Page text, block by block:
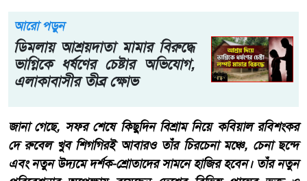
আরো পড়ুন
​ডিমলায় আশ্রয়দাতা মামার বিরুদ্ধে
ভাগ্নিকে ধর্ষণের চেষ্টার অভিযোগ,
এলাকাবাসীর তীব্র ক্ষোভ
জানা গেছে, সফর শেষে কিছুদিন বিশ্রাম নিয়ে কবিয়াল রবিশংকর
দে রুবেল খুব শিগগিরই আবারও তাঁর চিরচেনা মঞ্চে, চেনা ছন্দে
এবং নতুন উদ্যমে দর্শক-শ্রোতাদের সামনে হাজির হবেন। তাঁর নতুন